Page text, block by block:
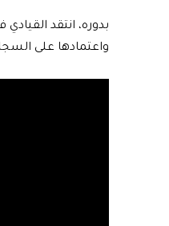
بدوره، انتقد
واعتمادها على